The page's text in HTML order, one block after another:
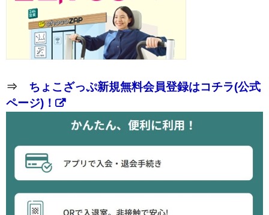
⇒ ちょこざっぷ新規無料会員登録はコチラ(公式
ページ)！